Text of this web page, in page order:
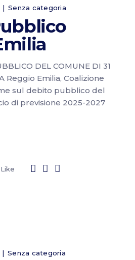
Senza categoria
DEL COMUNE DI 31
Reggio Emilia, Coalizione
sul debito pubblico del
di previsione 2025-2027
Like
Senza categoria